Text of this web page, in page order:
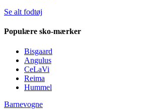
Se alt fodtøj
Populære sko-mærker
Bisgaard
Angulus
CeLaVi
Reima
Hummel
Barnevogne